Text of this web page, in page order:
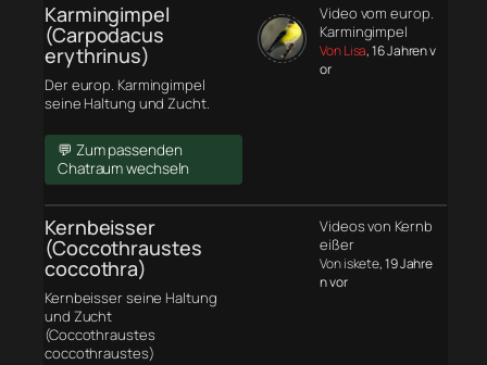
Karmingimpel
(Carpodacus
erythrinus)
Der europ. Karmingimpel
seine Haltung und Zucht.
💬 Zum passenden
Chatraum wechseln
Video vom europ.
Karmingimpel
Von Lisa, 16 Jahren v
or
Kernbeisser
(Coccothraustes
coccothra)
Kernbeisser seine Haltung
und Zucht
(Coccothraustes
coccothraustes)
Videos von Kernb
eißer
Von iskete, 19 Jahre
n vor